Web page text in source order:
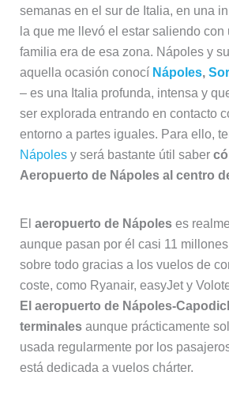
semanas en el sur de Italia, en una
la que me llevó el estar saliendo con
familia era de esa zona. Nápoles y
aquella ocasión conocí Nápoles,
– es una Italia profunda, intensa y
ser explorada entrando en contacto
entorno a partes iguales. Para ello,
Nápolesy será bastante útil saber
Aeropuerto de Nápoles al centro
El aeropuerto de Nápoleses
aunque pasan por él casi 11
sobre todo gracias a los vuelos de
coste, como Ryanair, easyJet y
El aeropuerto de Nápoles-
terminalesaunque prácticamente
usada regularmente por los
está dedicada a vuelos chárter.